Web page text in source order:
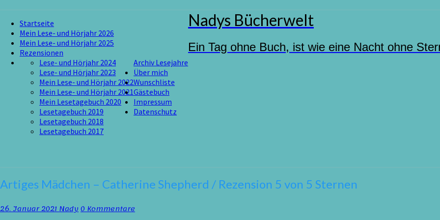
content
Startseite
Mein Lese- und Hörjahr 2026
Mein Lese- und Hörjahr 2025
Rezensionen
Archiv Lesejahre
Lese- und Hörjahr 2024
Lese- und Hörjahr 2023
Mein Lese- und Hörjahr 2022
Mein Lese- und Hörjahr 2021
Mein Lesetagebuch 2020
Lesetagebuch 2019
Lesetagebuch 2018
Lesetagebuch 2017
Über mich
Wunschliste
Gästebuch
Impressum
Datenschutz
Nadys Bücherwelt
Ein Tag ohne Buch, ist wie eine Nacht ohne
Artiges
Mädchen
Catherine
Artiges Mädchen – Catherine Shepherd / Rezension 5 von 5 Sternen
26. Januar 2021NadyKommentare
0 Kommentare